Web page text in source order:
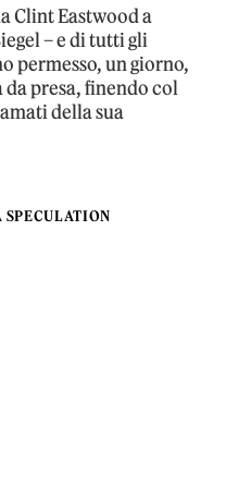
Clint Eastwood a
– e di tutti gli
permesso, un giorno,
presa, finendo col
della sua
SPECULATION